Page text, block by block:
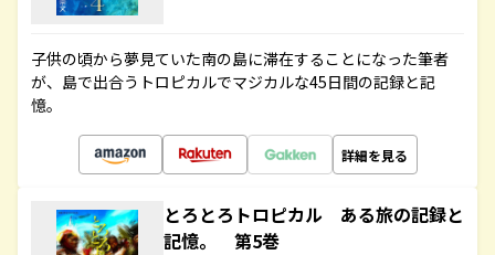
子供の頃から夢見ていた南の島に滞在することになった筆者
が、島で出合うトロピカルでマジカルな45日間の記録と記
憶。
詳細を見る
とろとろトロピカル ある旅の記録と
記憶。 第5巻